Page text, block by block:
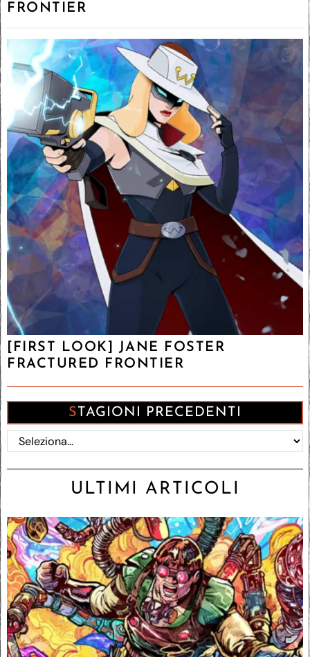
FRONTIER
[FIRST LOOK] JANE FOSTER
FRACTURED FRONTIER
STAGIONI PRECEDENTI
ULTIMI ARTICOLI